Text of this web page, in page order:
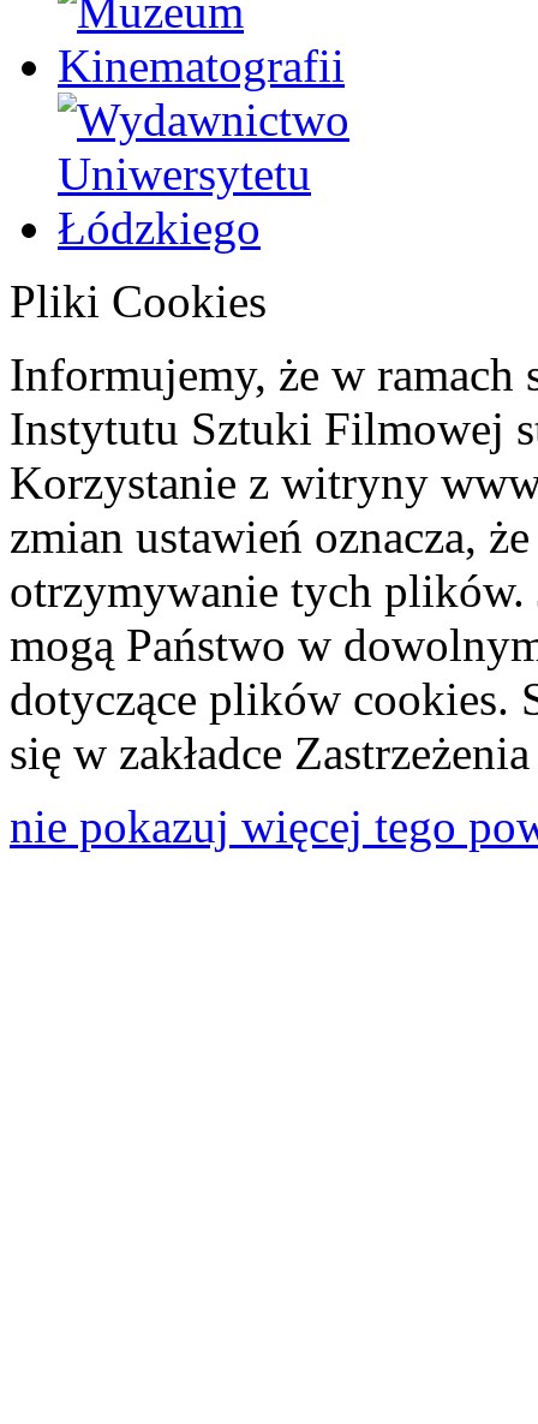
Pliki Cookies
Informujemy, że w ramach
Instytutu Sztuki Filmowej
Korzystanie z witryny
zmian ustawień oznacza,
otrzymywanie tych plików.
mogą Państwo w
dotyczące plików cookies.
się w zakładce
nie pokazuj więcej tego